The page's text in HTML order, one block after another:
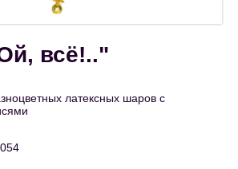
всё!.."
латексных шаров с